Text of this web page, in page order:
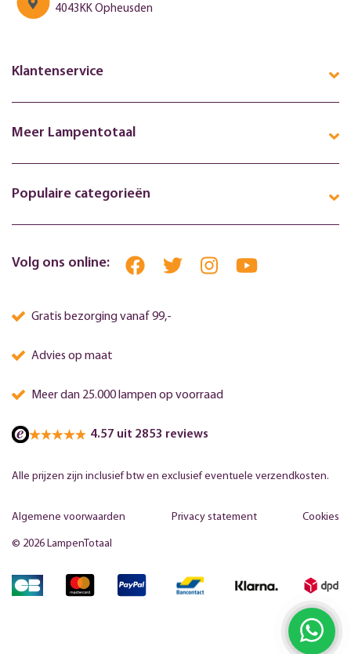
4043KK Opheusden
Klantenservice
Meer Lampentotaal
Populaire categorieën
Volg ons online:
Gratis bezorging vanaf 99,-
Advies op maat
Meer dan 25.000 lampen op voorraad
4.57 uit 2853 reviews
Alle prijzen zijn inclusief btw en exclusief eventuele verzendkosten.
© 2026 LampenTotaal
Algemene voorwaarden Privacy statement Cookies